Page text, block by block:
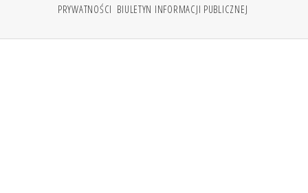
PRYWATNOŚCI BIULETYN INFORMACJI PUBLICZNEJ